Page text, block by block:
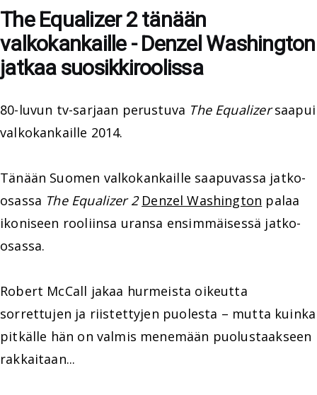
The Equalizer 2 tänään
valkokankaille - Denzel Washington
jatkaa suosikkiroolissa
80-luvun tv-sarjaan perustuva The Equalizersaapui
valkokankaille 2014.
Tänään Suomen valkokankaille saapuvassa jatko-
osassa The Equalizer 2 Denzel Washington palaa
ikoniseen rooliinsa uransa ensimmäisessä jatko-
osassa.
Robert McCall jakaa hurmeista oikeutta
sorrettujen ja riistettyjen puolesta – mutta kuinka
pitkälle hän on valmis menemään puolustaakseen
rakkaitaan...